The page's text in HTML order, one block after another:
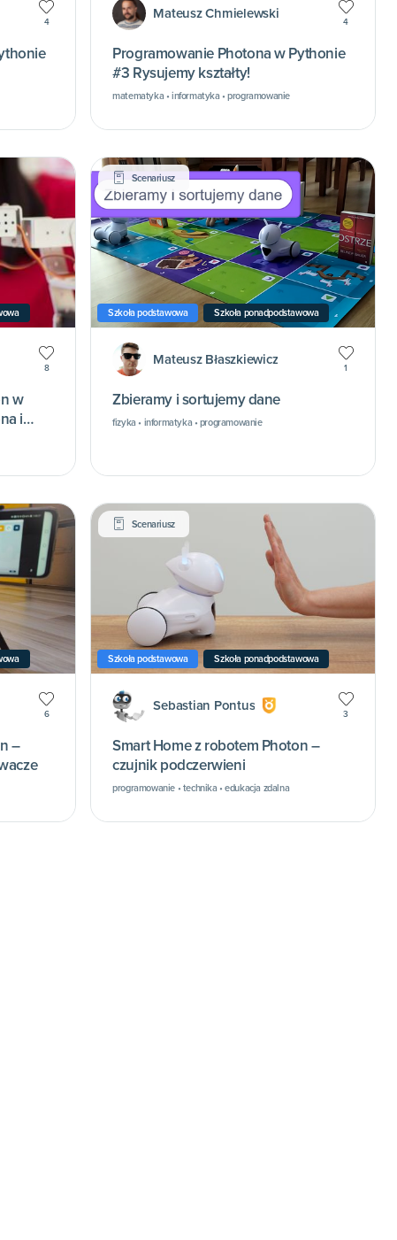
4
Mateusz Chmielewski
4
Programowanie Photona w Pythonie
#3 Rysujemy kształty!
matematyka • informatyka • programowanie
8
w
i
Scenariusz
Szkoła podstawowa Szkoła ponadpodstawowa
Mateusz Błaszkiewicz
1
Zbieramy i sortujemy dane
fizyka • informatyka • programowanie
6
–
Scenariusz
Szkoła podstawowa Szkoła ponadpodstawowa
Sebastian Pontus
3
Smart Home z robotem Photon –
czujnik podczerwieni
programowanie • technika • edukacja zdalna